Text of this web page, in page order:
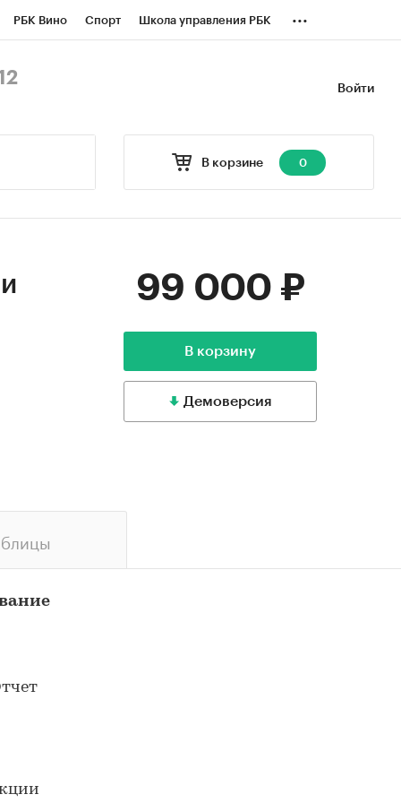
РБК Вино Спорт Школа управления РБК ...
Войти
В корзине 0
99 000 ₽
В корзину
Демоверсия